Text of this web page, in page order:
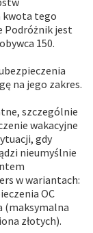
kwota tego
Podróżnik jest
150.
na jego zakres.
szczególnie
wakacyjne
gdy
nieumyślnie
w wariantach:
OC
(maksymalna
złotych).